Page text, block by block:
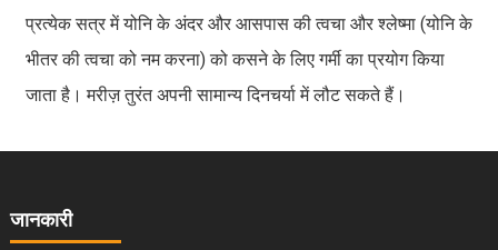
प्रत्येक सत्र में योनि के अंदर और आसपास की त्वचा और श्लेष्मा (योनि के
भीतर की त्वचा को नम करना) को कसने के लिए गर्मी का प्रयोग किया
जाता है। मरीज़ तुरंत अपनी सामान्य दिनचर्या में लौट सकते हैं।
जानकारी